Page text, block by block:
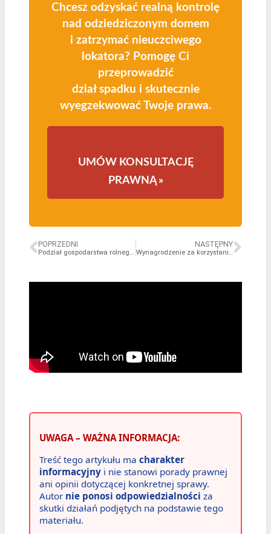
Chcesz odzyskać realną kontrolę
nad odziedziczonym domem
i zatrzymać nieuczciwego
lokatora? Pomogę Ci
przeprowadzić
dział spadku i skutecznie
wyegzekwować Twoje prawa.
UMÓW KONSULTACJĘ
PRAWNĄ »
POPRZEDNI
Podział gospodarstwa rolnego – Specyficzne zasady
NASTĘPNY
Wynagrodzenie za korzystanie z nieruchomości otrzymanej w spadku ponad udział
UWAGA – WAŻNA INFORMACJA:
Treść tego artykułu ma charakter
informacyjny i nie stanowi porady prawnej
ani opinii dotyczącej konkretnej sprawy.
Autor nie ponosi odpowiedzialności za
skutki działań podjętych na podstawie tego
materiału.